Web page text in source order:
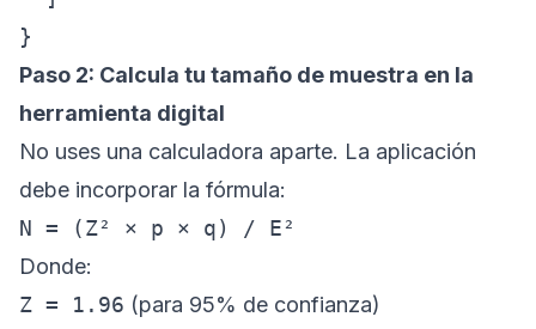
Paso 2: Calcula tu tamaño de muestra en la
herramienta digital
No uses una calculadora aparte. La aplicación
debe incorporar la fórmula:
Donde:
Z = 1.96 (para 95% de confianza)